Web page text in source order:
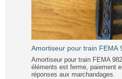
Amortiseur pour train FEMA
Amortiseur pour train FEMA
éléments est ferme, paiement
réponses aux marchandages.